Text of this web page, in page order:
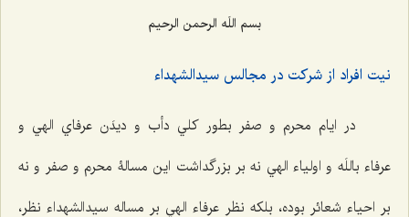
بسم اللَه الرحمن الرحیم
نيت افراد از شركت در مجالس سيدالشهداء
در ايام محرم و صفر بطور كلي دأب و دیدَن عرفاي الهي و
عرفاء باللَه و اولياء الهي نه بر بزرگداشت اين مسالۀ محرم و صفر و نه
بر احياء شعائر بوده، بلکه نظر عرفاء الهي بر مساله سيدالشهداء نظر،